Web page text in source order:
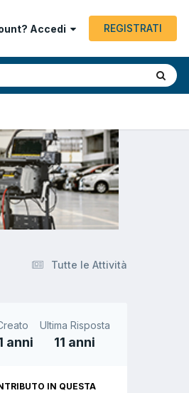
Accedi REGISTRATI
Tutte le Attività
anni
Ultima Risposta
11 anni
IN QUESTA